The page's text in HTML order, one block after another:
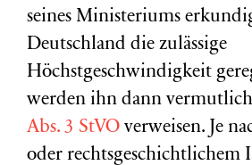
seines Ministeriums
Deutschland die zulässige
Höchstgeschwindigkeit
werden ihn dann
Abs. 3 StVO verweisen. Je
oder rechtsgeschichtlichem